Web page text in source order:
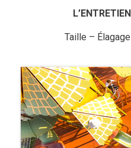
Taille –